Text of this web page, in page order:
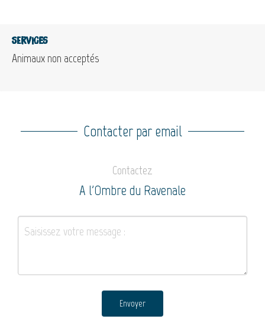
Services
Animaux non acceptés
Contacter par email
Contactez
A l'Ombre du Ravenale
Envoyer